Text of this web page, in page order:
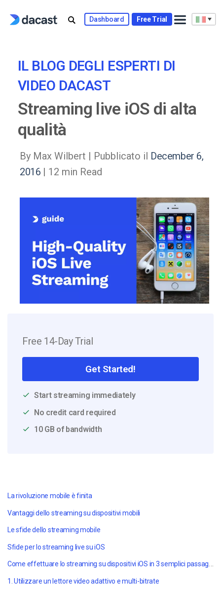
Dashboard Free Trial
IL BLOG DEGLI ESPERTI DI
VIDEO DACAST
Streaming live iOS di alta
qualità
By Max Wilbert | Pubblicato il December 6,
2016 | 12 min Read
Free 14-Day Trial
Get Started!
Start streaming immediately
No credit card required
10 GB of bandwidth
La rivoluzione mobile è finita
Vantaggi dello streaming su dispositivi mobili
Le sfide dello streaming mobile
Sfide per lo streaming live su iOS
Come effettuare lo streaming su dispositivi iOS in 3 semplici passaggi
1. Utilizzare un lettore video adattivo e multi-bitrate